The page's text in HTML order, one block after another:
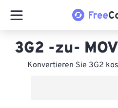
3G2 -zu-
Konvertieren Sie 3G2